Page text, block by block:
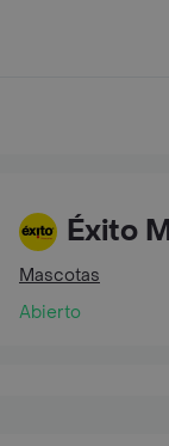
Éxito
Mascotas
Abierto